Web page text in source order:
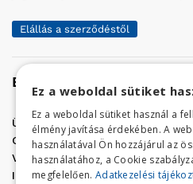
Elállás a szerződéstől
Elérhetőség
Üzletünk címe:
Szolnok, Vércse
Golf Center Áruház:06 (56)
VÁR-Kert Áruház: 06 (56) 429-
Iroda:06 (56) 421-857
Ez a weboldal sütiket
Ez a weboldal sütiket használ a
élmény javítása érdekében. A
használatával Ön hozzájárul az
használatához, a Cookie
megfelelően. Adatkezelési